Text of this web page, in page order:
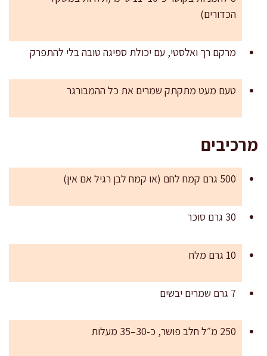
הכדורים)
מרקם רך ואלסטי, עם יכולת ספיגה טובה בלי להתפרק
טעם מעט מתקתק שמרים את כל ההמבורגר
מרכיבים
500 גרם קמח לחם (או קמח לבן רגיל אם אין)
30 גרם סוכר
10 גרם מלח
7 גרם שמרים יבשים
250 מ״ל חלב פושר, כ-30–35 מעלות